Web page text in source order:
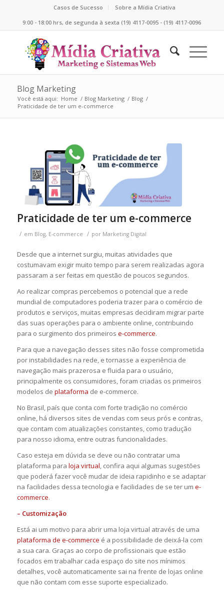
Casos de Sucesso
Sobre a Mídia Criativa
9:00 - 18:00 hrs, de segunda à sexta (19) 4117-0095 - (19) 4117-0096
Blog Marketing
Você está aqui: Home / Blog Marketing / Blog /
Praticidade de ter um e-commerce
Praticidade de ter um e-commerce
/ em Blog, E-commerce / por Marketing Digital
Desde que a internet surgiu, muitas atividades que
costumavam exigir muito tempo para serem realizadas agora
passaram a ser feitas em questão de poucos segundos.
Ao realizar compras percebemos o potencial que a rede
mundial de computadores poderia trazer para o comércio de
produtos e serviços, muitas empresas decidiram migrar parte
das suas operações para o ambiente online, contribuindo
para o surgimento dos primeiros e-commerce.
Para que a navegação desses sites não fosse comprometida
por instabilidades na rede, e tornasse a experiência de
navegação mais prazerosa e fluida para o usuário,
principalmente os consumidores, foram criadas os primeiros
modelos de plataforma de e-commerce.
No Brasil, país que conta com forte tradição no comércio
online, há diversos sites de vendas com seus prós e contras,
que contam com atualizações constantes, como tradução
para nosso idioma, entre outras funcionalidades.
Caso esteja em dúvida se deve ou não contratar uma
plataforma para loja virtual, confira aqui algumas sugestões
que poderá fazer você mudar de ideia rapidinho e se adaptar
na facilidades dessa tecnologia e facilidades de se ter um e-
commerce.
– Customização
Está ai um motivo para abrir uma loja virtual através de uma
plataforma de e-commerce é a possibilidade de deixá-la com
a sua cara. Graças ao corpo de profissionais que estão
focados em trabalhar cada espaço do site nos mínimos
detalhes, você automaticamente sai na frente de lojas online
que não contam com esse suporte especializado.